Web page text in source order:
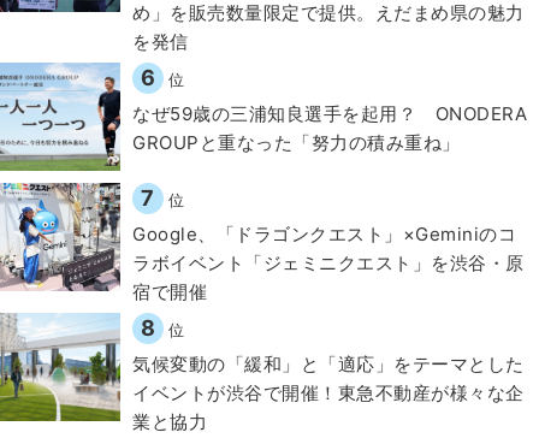
め」を販売数量限定で提供。えだまめ県の魅力
を発信
6 位
なぜ59歳の三浦知良選手を起用？ ONODERA
GROUPと重なった「努力の積み重ね」
7 位
Google、「ドラゴンクエスト」×Geminiのコ
ラボイベント「ジェミニクエスト」を渋谷・原
宿で開催
8 位
気候変動の「緩和」と「適応」をテーマとした
イベントが渋谷で開催！東急不動産が様々な企
業と協力